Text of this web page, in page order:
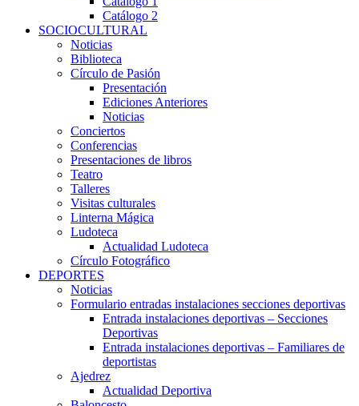
Catálogo 2
SOCIOCULTURAL
Noticias
Biblioteca
Círculo de Pasión
Presentación
Ediciones Anteriores
Noticias
Conciertos
Conferencias
Presentaciones de libros
Teatro
Talleres
Visitas culturales
Linterna Mágica
Ludoteca
Actualidad Ludoteca
Círculo Fotográfico
DEPORTES
Noticias
Formulario entradas instalaciones secciones deportivas
Entrada instalaciones deportivas – Secciones
Deportivas
Entrada instalaciones deportivas – Familiares de
deportistas
Ajedrez
Actualidad Deportiva